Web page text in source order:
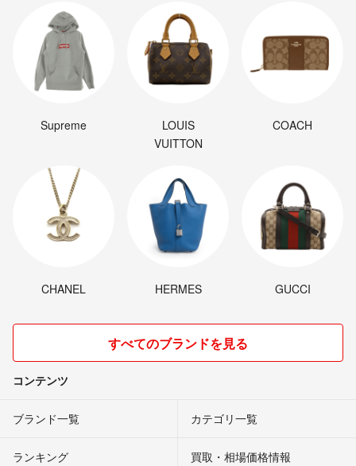
Supreme
LOUIS
VUITTON
COACH
CHANEL HERMES GUCCI
すべてのブランドを見る
コンテンツ
ブランド一覧 カテゴリ一覧
ランキング 買取・相場価格情報